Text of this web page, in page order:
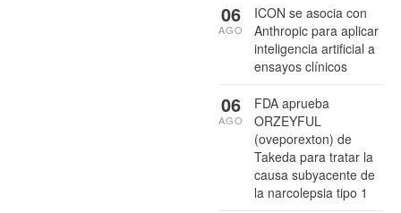
ICON se asocia con
Anthropic para aplicar
inteligencia artificial a
ensayos clínicos
06
AGO
FDA aprueba
ORZEYFUL
(oveporexton) de
Takeda para tratar la
causa subyacente de
la narcolepsia tipo 1
06
AGO